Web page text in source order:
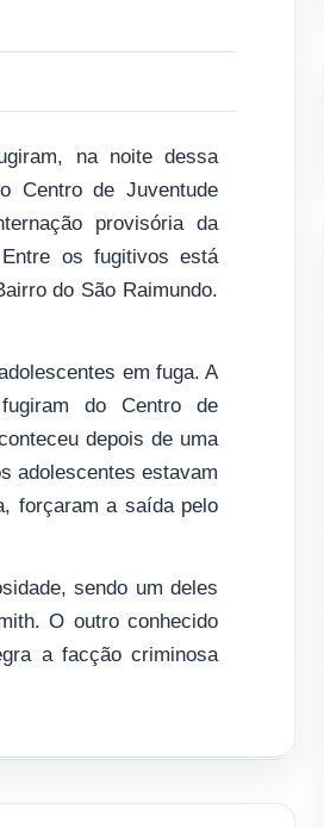
na noite dessa
Centro de Juventude
provisória da
os fugitivos está
do São Raimundo.
em fuga. A
do Centro de
depois de uma
adolescentes estavam
forçaram a saída pelo
sendo um deles
O outro conhecido
a facção criminosa